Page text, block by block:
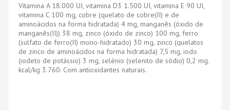
Vitamina A 18.000 UI, vitamina D3 1.500 UI, vitamina E 90 UI,
vitamina C 100 mg, cobre (quelato de cobre(II) e de
aminoácidos na forma hidratada) 4 mg, manganês (óxido de
manganês(II)) 38 mg, zinco (óxido de zinco) 100 mg, ferro
(sulfato de ferro(II) mono-hidratado) 30 mg, zinco (quelatos
de zinco de aminoácidos na forma hidratada) 7,5 mg, iodo
(iodeto de potássio) 3 mg, selénio (selenito de sódio) 0,2 mg.
kcal/kg 3.760. Com antioxidantes naturais.